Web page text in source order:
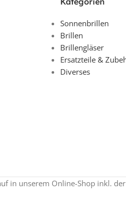
Sonnenbrillen
Brillen
Brillengläser
Ersatzteile &
Diverses
in unserem Online-Shop inkl.